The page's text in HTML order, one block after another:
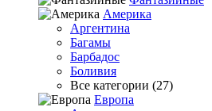
Америка
Аргентина
Багамы
Барбадос
Боливия
Все категории (27)
Европа